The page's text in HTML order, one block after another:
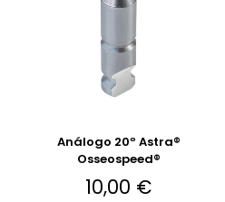
Análogo 20º Astra®
Osseospeed®
10,00 €